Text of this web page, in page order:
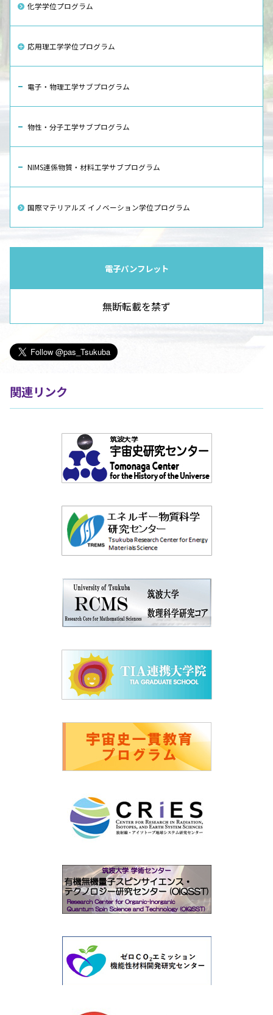
化学学位プログラム
応用理工学学位プログラム
電子・物理工学サブプログラム
物性・分子工学サブプログラム
NIMS連係物質・材料工学サブプログラム
国際マテリアルズ イノベーション学位プログラム
電子パンフレット
無断転載を禁ず
関連リンク